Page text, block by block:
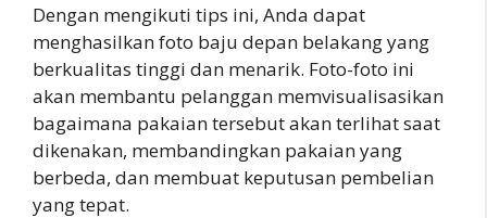
Dengan mengikuti tips ini, Anda dapat
menghasilkan foto baju depan belakang yang
berkualitas tinggi dan menarik. Foto-foto ini
akan membantu pelanggan memvisualisasikan
bagaimana pakaian tersebut akan terlihat saat
dikenakan, membandingkan pakaian yang
berbeda, dan membuat keputusan pembelian
yang tepat.